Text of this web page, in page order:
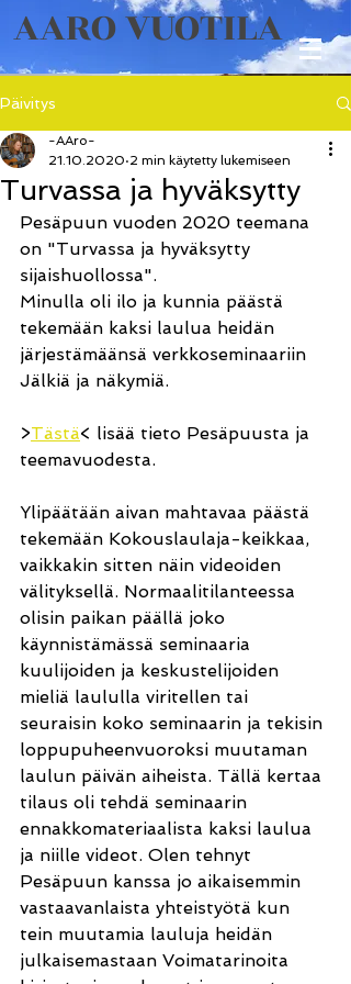
AARO VUOTILA
Päivitys
Turvassa ja hyväksytty
-AAro-
21.10.2020 2 min käytetty lukemiseen
Pesäpuun vuoden 2020 teemana
on "Turvassa ja hyväksytty
sijaishuollossa".
Minulla oli ilo ja kunnia päästä
tekemään kaksi laulua heidän
järjestämäänsä verkkoseminaariin
Jälkiä ja näkymiä.
>Tästä< lisää tieto Pesäpuusta ja
teemavuodesta.
Ylipäätään aivan mahtavaa päästä
tekemään Kokouslaulaja-keikkaa,
vaikkakin sitten näin videoiden
välityksellä. Normaalitilanteessa
olisin paikan päällä joko
käynnistämässä seminaaria
kuulijoiden ja keskustelijoiden
mieliä laululla viritellen tai
seuraisin koko seminaarin ja tekisin
loppupuheenvuoroksi muutaman
laulun päivän aiheista. Tällä kertaa
tilaus oli tehdä seminaarin
ennakkomateriaalista kaksi laulua
ja niille videot. Olen tehnyt
Pesäpuun kanssa jo aikaisemmin
vastaavanlaista yhteistyötä kun
tein muutamia lauluja heidän
julkaisemastaan Voimatarinoita